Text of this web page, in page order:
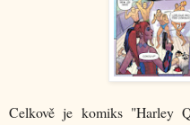
Celkově je komiks "Harley